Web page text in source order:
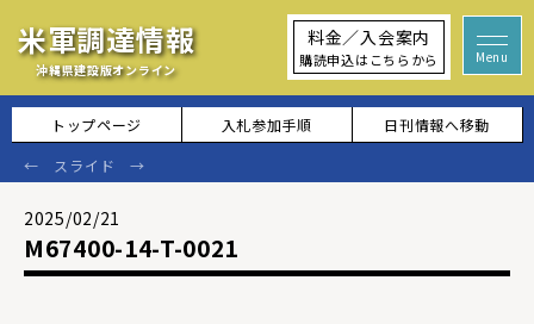
米軍調達情報
沖縄県建設版オンライン
料金／入会案内
購読申込はこちらから
トップページ 入札参加手順 日刊情報へ移動
2025/02/21
M67400-14-T-0021